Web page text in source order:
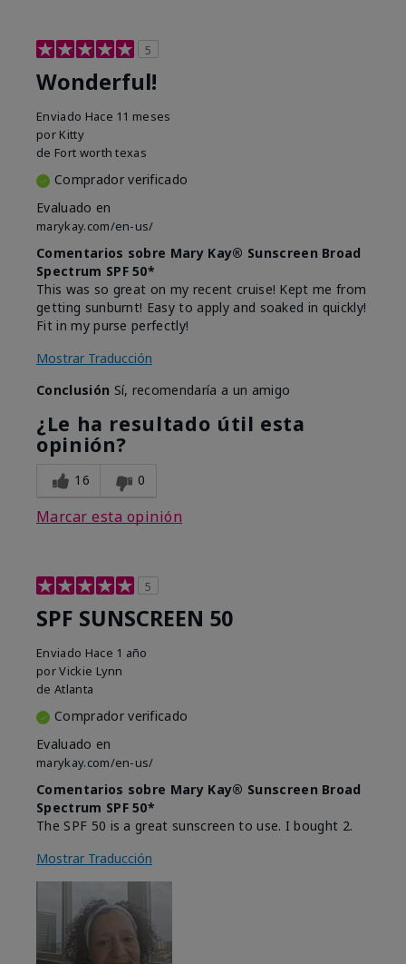
5
Wonderful!
Enviado Hace 11 meses
por Kitty
de Fort worth texas
Comprador verificado
Evaluado en
marykay.com/en-us/
Comentarios sobre Mary Kay® Sunscreen Broad
Spectrum SPF 50*
This was so great on my recent cruise! Kept me from
getting sunburnt! Easy to apply and soaked in quickly!
Fit in my purse perfectly!
Mostrar Traducción
Conclusión Sí, recomendaría a un amigo
¿Le ha resultado útil esta
opinión?
16 0
Marcar esta opinión
5
SPF SUNSCREEN 50
Enviado Hace 1 año
porVickie Lynn
de Atlanta
Comprador verificado
Evaluado en
marykay.com/en-us/
Comentarios sobre Mary Kay® Sunscreen Broad
Spectrum SPF 50*
The SPF 50 is a great sunscreen to use. I bought 2.
Mostrar Traducción